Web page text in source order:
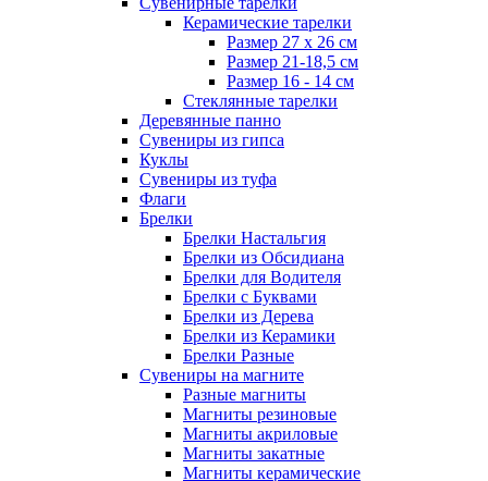
Керамические тарелки
Размер 27 х 26 см
Размер 21-18,5 см
Размер 16 - 14 см
Стеклянные тарелки
Деревянные панно
Сувениры из гипса
Куклы
Сувениры из туфа
Флаги
Брелки
Брелки Настальгия
Брелки из Обсидиана
Брелки для Водителя
Брелки с Буквами
Брелки из Дерева
Брелки из Керамики
Брелки Разные
Сувениры на магните
Разные магниты
Магниты резиновые
Магниты акриловые
Магниты закатные
Магниты керамические